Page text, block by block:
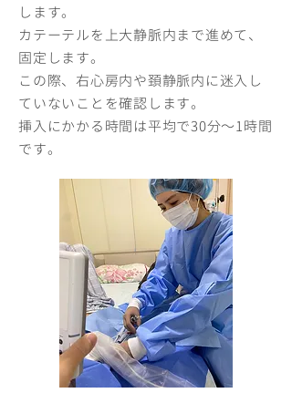
します。
カテーテルを上大静脈内まで進めて、
固定します。
この際、右心房内や頚静脈内に迷入し
ていないことを確認します。
挿入にかかる時間は平均で30分～1時間
です。